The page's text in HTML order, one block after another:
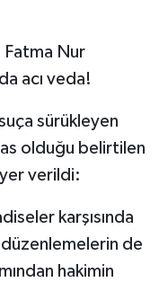
Fatma Nur
acı veda!
sürükleyen
olduğu belirtilen
verildi:
karşısında
de
hakimin